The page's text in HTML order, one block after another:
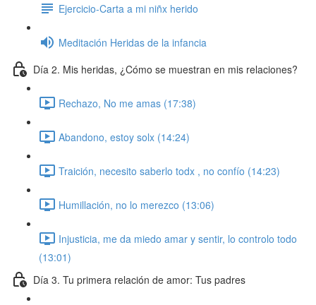
Ejercicio-Carta a mi niñx herido
Meditación Heridas de la infancia
Día 2. Mis heridas, ¿Cómo se muestran en mis relaciones?
Rechazo, No me amas (17:38)
Abandono, estoy solx (14:24)
Traición, necesito saberlo todx , no confío (14:23)
Humillación, no lo merezco (13:06)
Injusticia, me da miedo amar y sentir, lo controlo todo
(13:01)
Día 3. Tu primera relación de amor: Tus padres